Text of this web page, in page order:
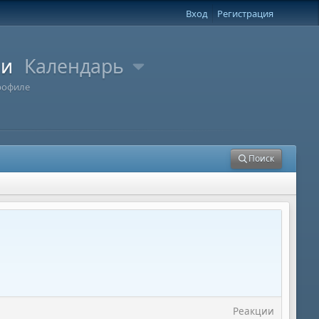
Вход Регистрация
Календарь
Поиск
Реакции